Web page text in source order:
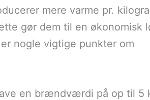
mere varme pr.
gør dem til en økonomisk
nogle vigtige punkter om
en brændværdi på op til 5